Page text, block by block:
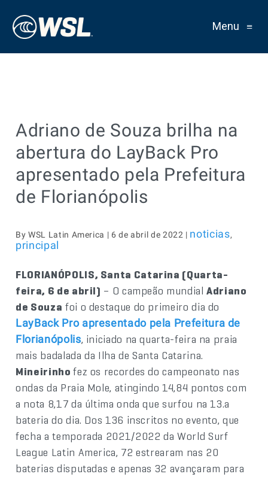
Menu ≡
Adriano de Souza brilha na
abertura do LayBack Pro
apresentado pela Prefeitura
de Florianópolis
By WSL Latin America | 6 de abril de 2022 | noticias,
principal
FLORIANÓPOLIS, Santa Catarina (Quarta-
feira, 6 de abril) – O campeão mundialAdriano
de Souza foi o destaque do primeiro dia do
LayBack Pro apresentado pela Prefeitura de
Florianópolis, iniciado na quarta-feira na praia
mais badalada da Ilha de Santa Catarina.
Mineirinhofez os recordes do campeonato nas
ondas da Praia Mole, atingindo 14,84 pontos com
a nota 8,17 da última onda que surfou na 13.a
bateria do dia. Dos 136 inscritos no evento, que
fecha a temporada 2021/2022 da World Surf
League Latin America, 72 estrearam nas 20
baterias disputadas e apenas 32 avançaram para